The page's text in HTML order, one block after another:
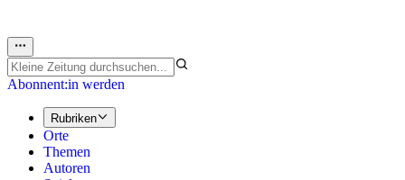
Abonnent:in werden
Rubriken
Orte
Themen
Autoren